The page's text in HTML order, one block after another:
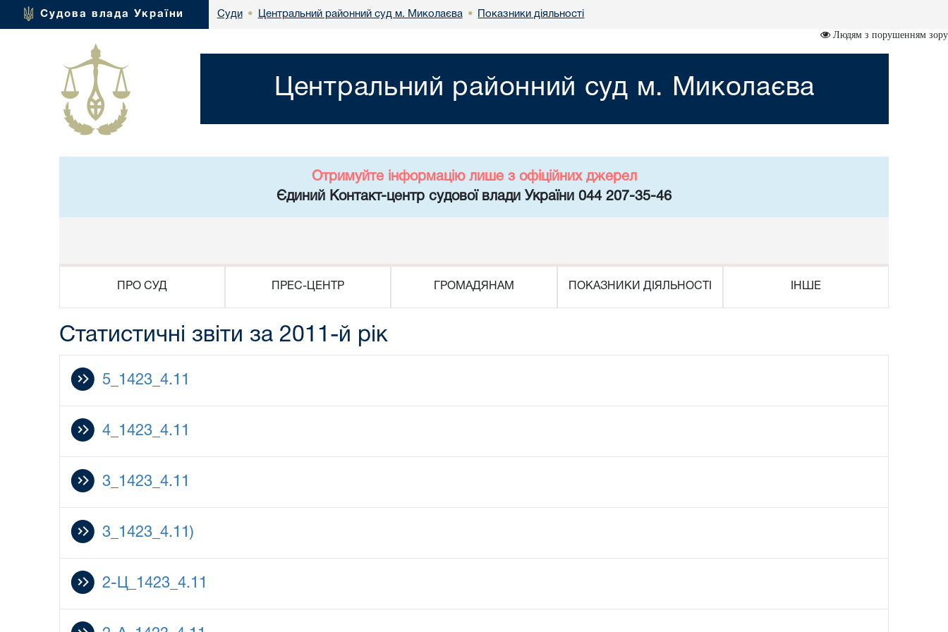
Судова влада України Суди • Центральний районний суд м. Миколаєва • Показники діяльності
Людям з порушенням зору
Центральний районний суд м. Миколаєва
Отримуйте інформацію лише з офіційних джерел
Єдиний Контакт-центр судової влади України 044 207-35-46
ПРО СУД ПРЕС-ЦЕНТР ГРОМАДЯНАМ ПОКАЗНИКИ ДІЯЛЬНОСТІ ІНШЕ
Статистичні звіти за 2011-й рік
5_1423_4.11
4_1423_4.11
3_1423_4.11
3_1423_4.11)
2-Ц_1423_4.11